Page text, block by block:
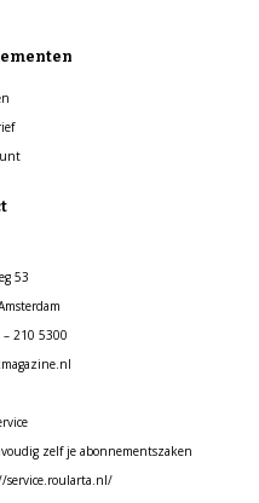
53
– 210 5300
zelf je abonnementszaken
service.roularta.nl/